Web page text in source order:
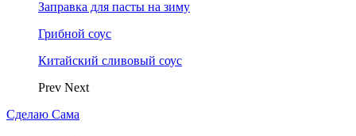
Заправка для пасты на зиму
Грибной соус
Китайский сливовый соус
Prev Next
Сделаю Сама